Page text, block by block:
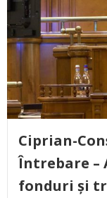
Ciprian-
Întrebare –
fonduri și